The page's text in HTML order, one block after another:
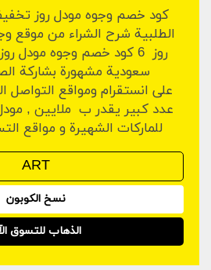
الطلبية شرح الشراء من موقع
روز 6 كود خصم وجوه مودل
سعودية مشهورة بشاركة
على انستقرام ومواقع التواصل
عدد كبير يقدر ب ملايين , مودل
للماركات الشهيرة و مواقع
نسخ الكوبون
الذهاب للتسوق